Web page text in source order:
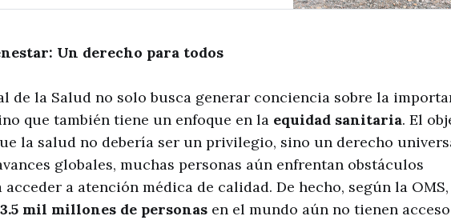
Un derecho para todos
de la Salud no solo busca generar conciencia sobre la
que también tiene un enfoque en la equidad sanitaria. El
la salud no debería ser un privilegio, sino un derecho
globales, muchas personas aún enfrentan obstáculos
acceder a atención médica de calidad. De hecho, según la OMS,
3.5 mil millones de personas en el mundo aún no tienen